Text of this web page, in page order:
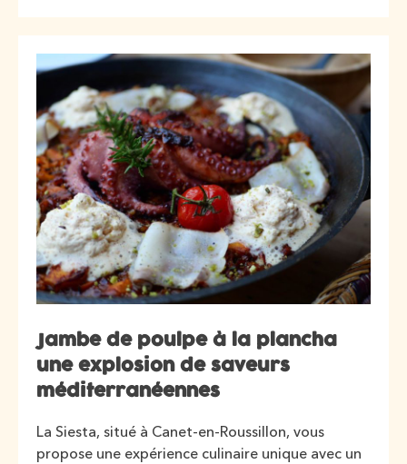
Jambe de poulpe à la plancha
une explosion de saveurs
méditerranéennes
La Siesta, situé à Canet-en-Roussillon, vous
propose une expérience culinaire unique avec un